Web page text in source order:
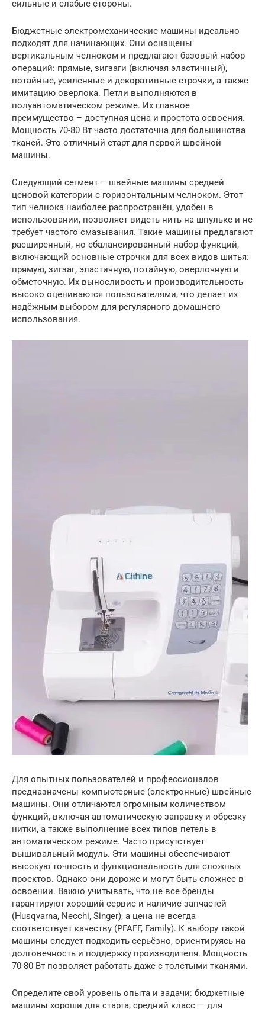
сильные и слабые стороны.
Бюджетные электромеханические машины идеально
подходят для начинающих. Они оснащены
вертикальным челноком и предлагают базовый набор
операций: прямые, зигзаги (включая эластичный),
потайные, усиленные и декоративные строчки, а также
имитацию оверлока. Петли выполняются в
полуавтоматическом режиме. Их главное
преимущество – доступная цена и простота освоения.
Мощность 70-80 Вт часто достаточна для большинства
тканей. Это отличный старт для первой швейной
машины.
Следующий сегмент – швейные машины средней
ценовой категории с горизонтальным челноком. Этот
тип челнока наиболее распространён, удобен в
использовании, позволяет видеть нить на шпульке и не
требует частого смазывания. Такие машины предлагают
расширенный, но сбалансированный набор функций,
включающий основные строчки для всех видов шитья:
прямую, зигзаг, эластичную, потайную, оверлочную и
обметочную. Их выносливость и производительность
высоко оцениваются пользователями, что делает их
надёжным выбором для регулярного домашнего
использования.
Для опытных пользователей и профессионалов
предназначены компьютерные (электронные) швейные
машины. Они отличаются огромным количеством
функций, включая автоматическую заправку и обрезку
нитки, а также выполнение всех типов петель в
автоматическом режиме. Часто присутствует
вышивальный модуль. Эти машины обеспечивают
высокую точность и функциональность для сложных
проектов. Однако они дороже и могут быть сложнее в
освоении. Важно учитывать, что не все бренды
гарантируют хороший сервис и наличие запчастей
(Husqvarna, Necchi, Singer), а цена не всегда
соответствует качеству (PFAFF, Family). К выбору такой
машины следует подходить серьёзно, ориентируясь на
долговечность и поддержку производителя. Мощность
70-80 Вт позволяет работать даже с толстыми тканями.
Определите свой уровень опыта и задачи: бюджетные
машины хороши для старта, средний класс — для